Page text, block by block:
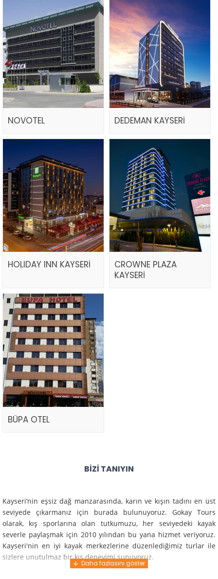
NOVOTEL DEDEMAN KAYSERİ
HOLIDAY INN KAYSERİ
CROWNE PLAZA
KAYSERİ
BÜPA OTEL
BIZI TANIYIN
Kayseri’nin eşsiz dağ manzarasında, karın ve kışın tadını en üst
seviyede çıkarmanız için burada bulunuyoruz. Gokay Tours
olarak, kış sporlarına olan tutkumuzu, her seviyedeki kayak
severle paylaşmak için 2010 yılından bu yana hizmet veriyoruz.
Kayseri'nin en iyi kayak merkezlerine düzenlediğimiz turlar ile
sizlere unutulmaz bir kış deneyimi sunuyoruz.